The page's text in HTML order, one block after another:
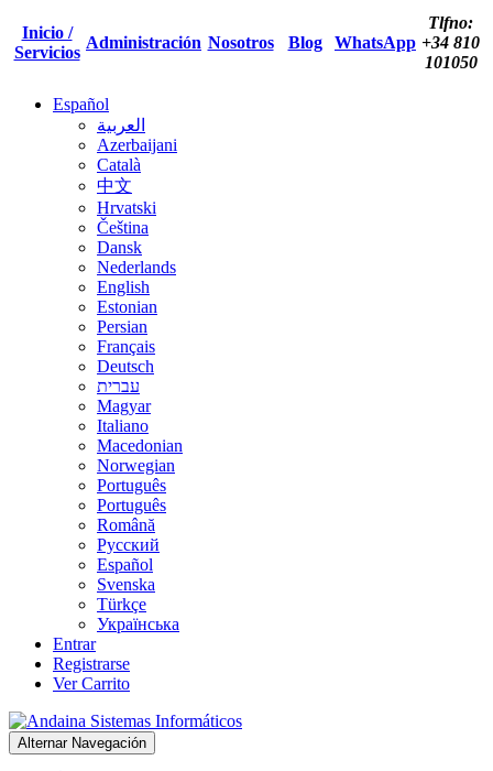
Inicio /
Servicios
Administración Nosotros Blog WhatsApp
Tlfno:
+34 810
101050
Español
العربية
Azerbaijani
Català
中文
Hrvatski
Čeština
Dansk
Nederlands
English
Estonian
Persian
Français
Deutsch
עברית
Magyar
Italiano
Macedonian
Norwegian
Português
Português
Română
Русский
Español
Svenska
Türkçe
Українська
Entrar
Registrarse
Ver Carrito
Alternar Navegación